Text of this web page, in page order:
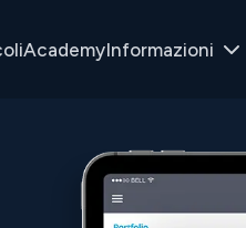
AcademyInformazioni